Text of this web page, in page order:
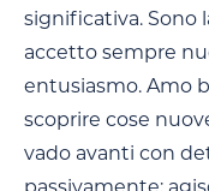
significativa. Sono
accetto sempre
entusiasmo. Amo
scoprire cose
vado avanti con